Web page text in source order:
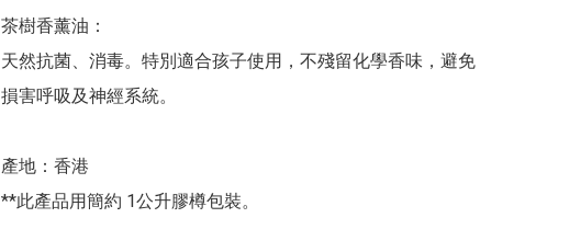
茶樹香薰油：
天然抗菌、消毒。特別適合孩子使用，不殘留化學香味，避免
損害呼吸及神經系統。
產地：香港
**此產品用簡約 1公升膠樽包裝。